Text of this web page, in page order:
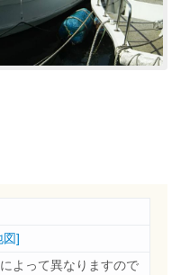
図]
よって異なりますので